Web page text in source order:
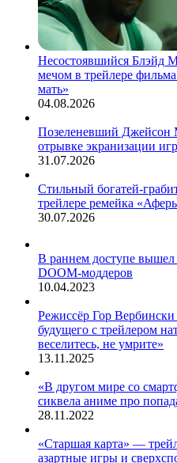
Несостоявшийся Блэйд
мечом в трейлере
мать»
04.08.2026
Позеленевший Джейсон
отрывке экранизации
31.07.2026
Стильный богатей-
трейлере ремейка
30.07.2026
В раннем доступе вышел
DOOM-моддеров
10.04.2023
Режиссёр Гор
будущего с трейлером
веселитесь, не умрите»
13.11.2025
«В другом мире со
сиквела аниме про
28.11.2022
«Старшая карта» —
азартные игры и